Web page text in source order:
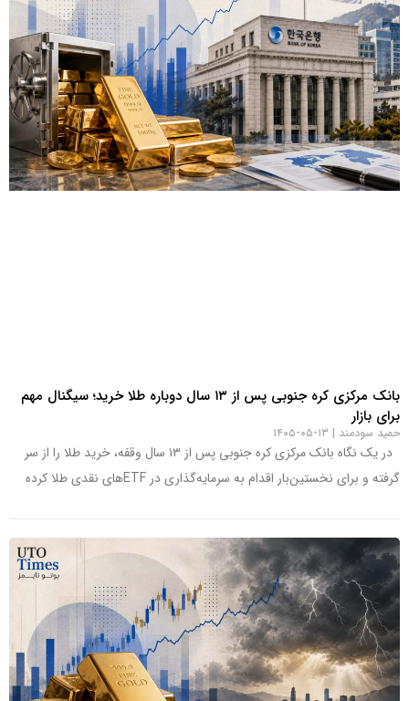
بانک مرکزی کره جنوبی پس از ۱۳ سال دوباره طلا خرید؛ سیگنال مهم
برای بازار
حمید سودمند ۱۳-۰۵-۱۴۰۵
در یک نگاه بانک مرکزی کره جنوبی پس از ۱۳ سال وقفه، خرید طلا را از سر
گرفته و برای نخستین‌بار اقدام به سرمایه‌گذاری در ETFهای نقدی طلا کرده